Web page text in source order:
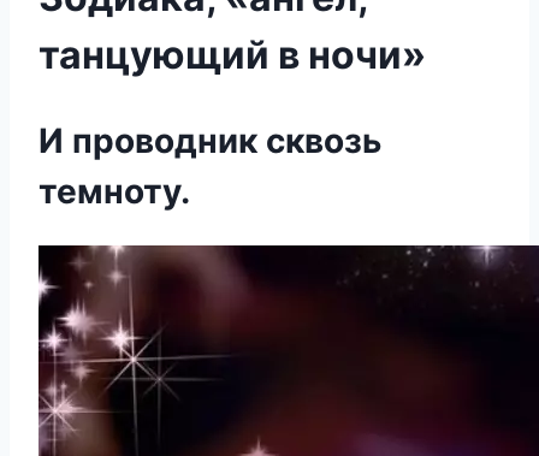
танцующий в ночи»
И проводник сквозь
темноту.